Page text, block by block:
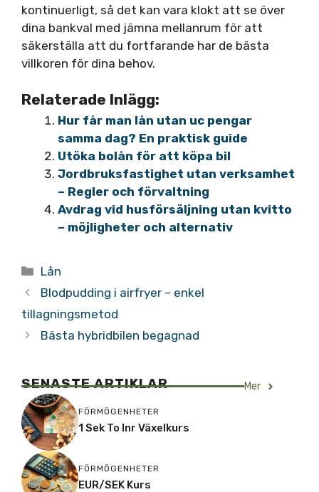
kontinuerligt, så det kan vara klokt att se över
dina bankval med jämna mellanrum för att
säkerställa att du fortfarande har de bästa
villkoren för dina behov.
Relaterade Inlägg:
Hur får man lån utan uc pengar
samma dag? En praktisk guide
Utöka bolån för att köpa bil
Jordbruksfastighet utan verksamhet
– Regler och förvaltning
Avdrag vid husförsäljning utan kvitto
– möjligheter och alternativ
Kategorier
Lån
Blodpudding i airfryer – enkel
tillagningsmetod
Bästa hybridbilen begagnad
SENASTE ARTIKLAR Mer
FÖRMÖGENHETER
1 Sek To Inr Växelkurs
FÖRMÖGENHETER
EUR/SEK Kurs